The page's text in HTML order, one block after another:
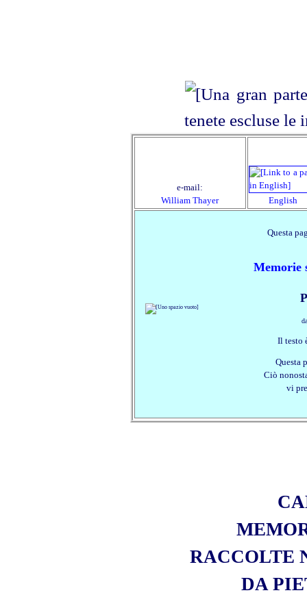
e‑mail:
William Thayer
English
Questa
Memorie
Il testo
Questa
Ciò
vi
RACCOLTE
DA